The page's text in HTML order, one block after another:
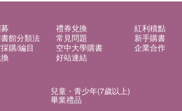
禮券兌換
紅利積點
館分類法 常見問題
新手購書
購/編目 空中大學購書
企業合作
好站連結
兒童・青少年(7歲以上)
畢業禮品